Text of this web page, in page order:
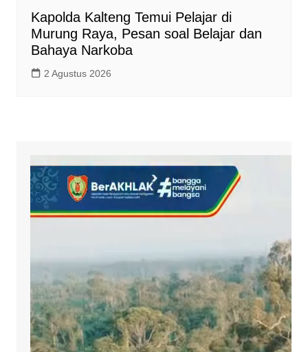
Kapolda Kalteng Temui Pelajar di
Murung Raya, Pesan soal Belajar dan
Bahaya Narkoba
2 Agustus 2026